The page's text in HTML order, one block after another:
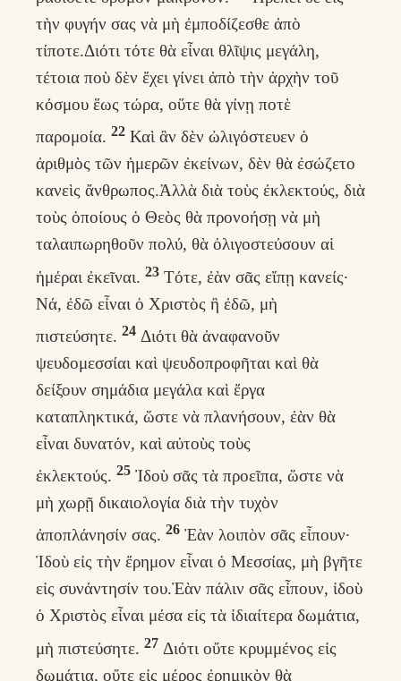
τὴν φυγήν σας νὰ μὴ ἐμποδίζεσθε ἀπὸ
τίποτε.Διότι τότε θὰ εἶναι θλῖψις μεγάλη,
τέτοια ποὺ δὲν ἔχει γίνει ἀπὸ τὴν ἀρχὴν τοῦ
κόσμου ἕως τώρα, οὕτε θὰ γίνῃ ποτὲ
παρομοία. 22 Καὶ ἂν δὲν ὠλιγόστευεν ὁ
ἀριθμὸς τῶν ἡμερῶν ἐκείνων, δὲν θὰ ἐσώζετο
κανεὶς ἄνθρωπος.Ἀλλὰ διὰ τοὺς ἐκλεκτούς, διὰ
τοὺς ὁποίους ὁ Θεὸς θὰ προνοήσῃ νὰ μὴ
ταλαιπωρηθοῦν πολύ, θὰ ὀλιγοστεύσουν αἱ
ἡμέραι ἐκεῖναι. 23 Τότε, ἐὰν σᾶς εἴπῃ κανείς·
Νά, ἐδῶ εἶναι ὁ Χριστὸς ἢ ἐδῶ, μὴ
πιστεύσητε. 24 Διότι θὰ ἀναφανοῦν
ψευδομεσσίαι καὶ ψευδοπροφῆται καὶ θὰ
δείξουν σημάδια μεγάλα καὶ ἔργα
καταπληκτικά, ὥστε νὰ πλανήσουν, ἐὰν θὰ
εἶναι δυνατόν, καὶ αὐτοὺς τοὺς
ἐκλεκτούς. 25 Ἰδοὺ σᾶς τὰ προεῖπα, ὥστε νὰ
μὴ χωρῇ δικαιολογία διὰ τὴν τυχὸν
ἀποπλάνησίν σας. 26 Ἐὰν λοιπὸν σᾶς εἶπουν·
Ἰδοὺ εἰς τὴν ἔρημον εἶναι ὁ Μεσσίας, μὴ βγῆτε
εἰς συνάντησίν του.Ἐὰν πάλιν σᾶς εἶπουν, ἰδοὺ
ὁ Χριστὸς εἶναι μέσα εἰς τὰ ἰδιαίτερα δωμάτια,
μὴ πιστεύσητε. 27 Διότι οὔτε κρυμμένος εἰς
δωμάτια, οὔτε εἰς μέρος ἐρημικὸν θὰ